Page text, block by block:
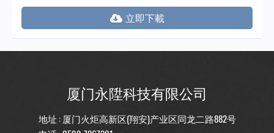
技
厦门永陞科技有限公司
地址 : 厦门火炬高新区(翔安)产业区同龙二路882号